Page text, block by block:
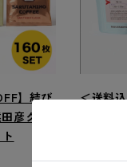
】結び
彦クラ
＜送料
Infinity
¥3,300